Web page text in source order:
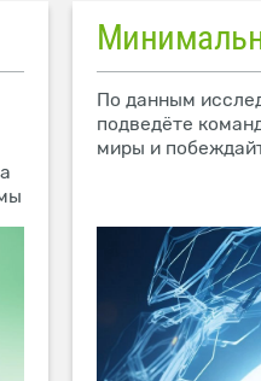
По данным
подведёте
миры и